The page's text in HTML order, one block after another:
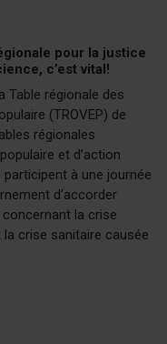
pour la justice
c’est vital!
Table régionale des
(TROVEP) de
régionales
et d’action
participent à une journée
d’accorder
la crise
la crise sanitaire causée